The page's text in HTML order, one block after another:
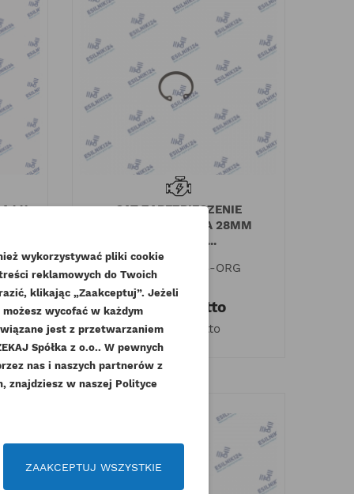
więcej
Czytaj więcej
4JJ1
CAT ZABEZPIECZENIE
SWORZNIA TŁOKA 28MM
3013C 3014...
Indeks
154-0874-ORG
6,15 zł Brutto
5,00 zł Netto
wykorzystywać pliki cookie
reklamowych do Twoich
klikając „Zaakceptuj”. Jeżeli
wycofać w każdym
jest z przetwarzaniem
Spółka z o.o.. W pewnych
nas i naszych partnerów z
znajdziesz w naszej Polityce
ZAAKCEPTUJ WSZYSTKIE